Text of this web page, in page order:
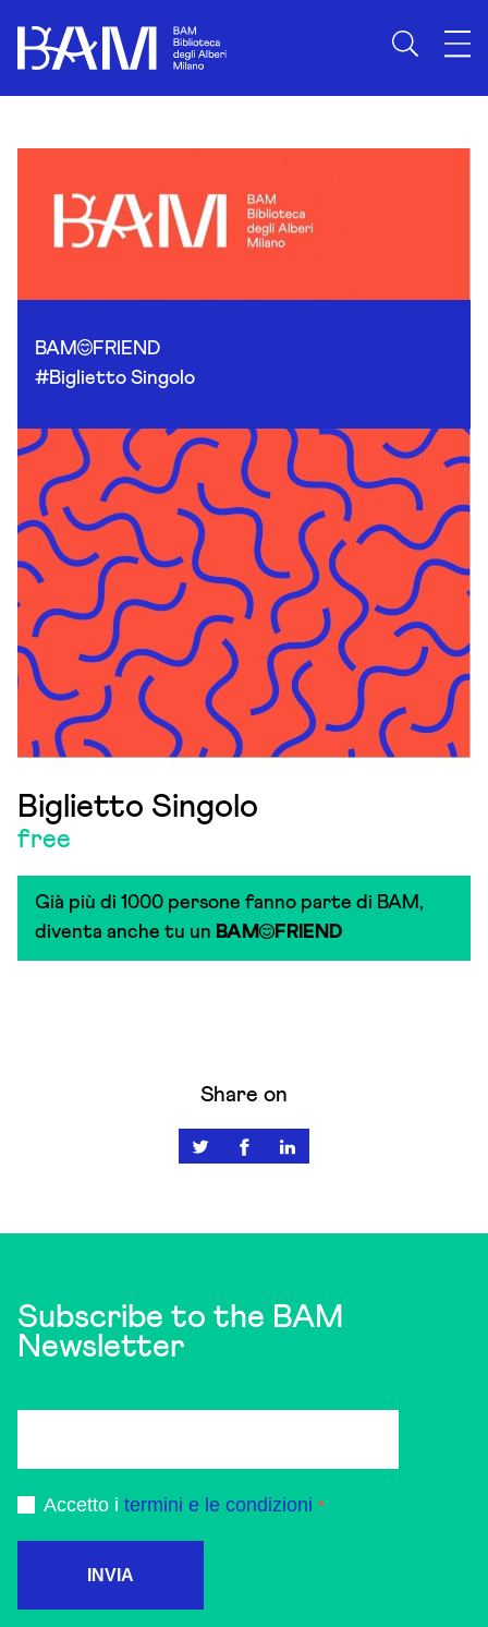
BAM
FRIEND
#Biglietto Singolo
Biglietto Singolo
free
Già più di 1000 persone fanno parte di BAM,
diventa anche tu un BAM FRIEND
Share on
Subscribe to the BAM
Newsletter
Accetto i termini e le condizioni
INVIA